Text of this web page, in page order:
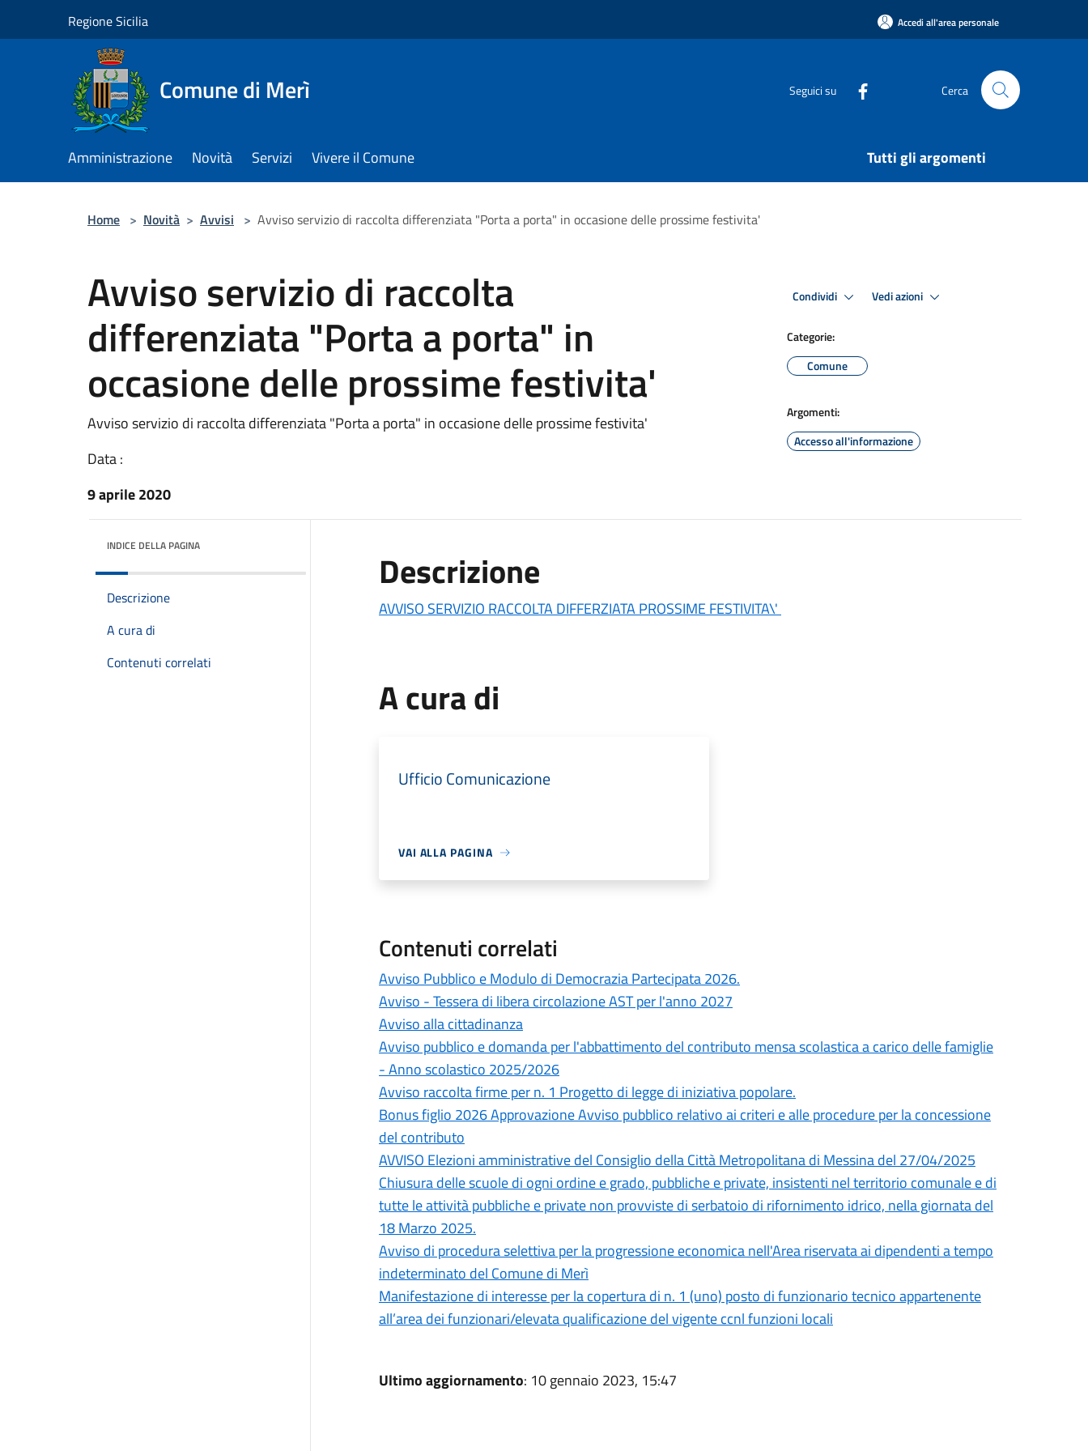
Regione Sicilia Accedi all'area personale
Comune di Merì Seguici su Cerca
Amministrazione Novità Servizi Vivere il Comune Tutti gli argomenti
Home > Novità > Avvisi > Avviso servizio di raccolta differenziata "Porta a porta" in occasione delle prossime festivita'
Avviso servizio di raccolta
differenziata "Porta a porta" in
occasione delle prossime festivita'
Avviso servizio di raccolta differenziata "Porta a porta" in occasione delle prossime festivita'
Data :
9 aprile 2020
Condividi Vedi azioni
Categorie:
Comune
Argomenti:
Accesso all'informazione
INDICE DELLA PAGINA
Descrizione
A cura di
Contenuti correlati
Descrizione
AVVISO SERVIZIO RACCOLTA DIFFERZIATA PROSSIME FESTIVITA\'
A cura di
Ufficio Comunicazione
VAI ALLA PAGINA
Contenuti correlati
Avviso Pubblico e Modulo di Democrazia Partecipata 2026.
Avviso - Tessera di libera circolazione AST per l'anno 2027
Avviso alla cittadinanza
Avviso pubblico e domanda per l'abbattimento del contributo mensa scolastica a carico delle famiglie
- Anno scolastico 2025/2026
Avviso raccolta firme per n. 1 Progetto di legge di iniziativa popolare.
Bonus figlio 2026 Approvazione Avviso pubblico relativo ai criteri e alle procedure per la concessione
del contributo
AVVISO Elezioni amministrative del Consiglio della Città Metropolitana di Messina del 27/04/2025
Chiusura delle scuole di ogni ordine e grado, pubbliche e private, insistenti nel territorio comunale e di
tutte le attività pubbliche e private non provviste di serbatoio di rifornimento idrico, nella giornata del
18 Marzo 2025.
Avviso di procedura selettiva per la progressione economica nell'Area riservata ai dipendenti a tempo
indeterminato del Comune di Merì
Manifestazione di interesse per la copertura di n. 1 (uno) posto di funzionario tecnico appartenente
all’area dei funzionari/elevata qualificazione del vigente ccnl funzioni locali
Ultimo aggiornamento: 10 gennaio 2023, 15:47